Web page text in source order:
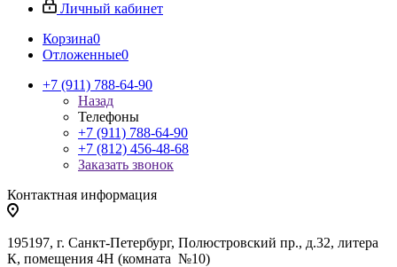
Личный кабинет
Корзина0
Отложенные0
+7 (911) 788-64-90
Назад
Телефоны
+7 (911) 788-64-90
+7 (812) 456-48-68
Заказать звонок
Контактная информация
195197, г. Санкт-Петербург, Полюстровский пр., д.32, литера
К, помещения 4Н (комната №10)